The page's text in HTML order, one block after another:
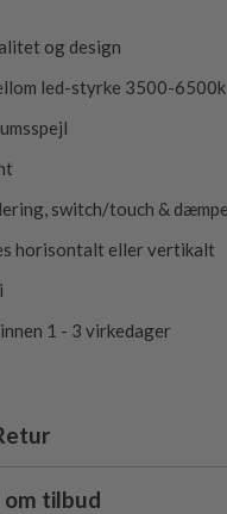
og design
led-styrke 3500-6500k
switch/touch &
horisontalt eller vertikalt
1 - 3 virkedager
tilbud